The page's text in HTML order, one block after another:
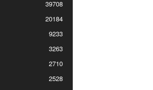
39708
20184
9233
3263
2710
2528